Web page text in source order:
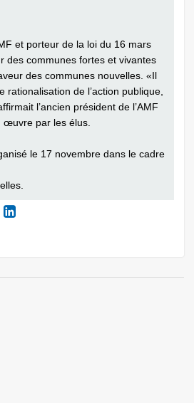
et porteur de la loi du 16 mars
des communes fortes et vivantes
des communes nouvelles. «Il
de l’action publique,
l’ancien président de l’AMF
œuvre par les élus.
le 17 novembre dans le cadre